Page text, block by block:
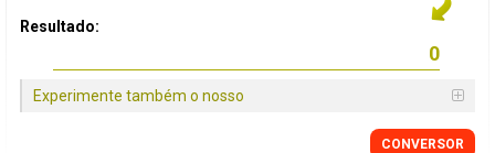
Resultado:
Experimente também o nosso
CONVERSOR